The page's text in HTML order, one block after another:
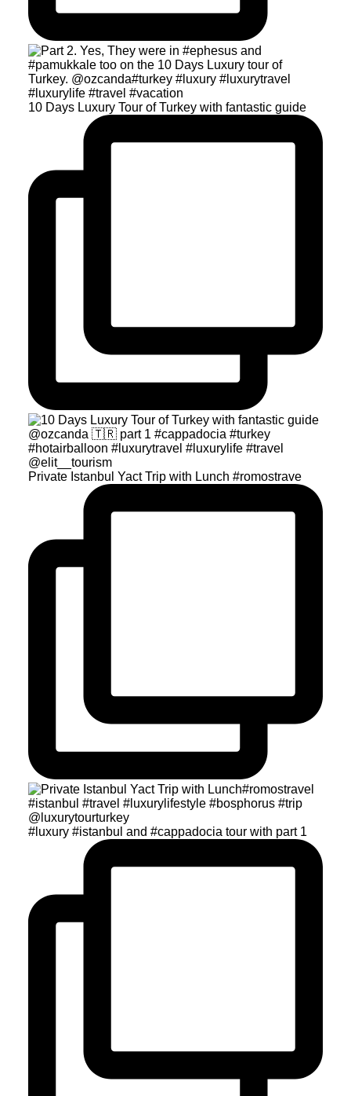
10 Days Luxury Tour of Turkey with fantastic guide
Private Istanbul Yact Trip with Lunch #romostrave
#luxury #istanbul and #cappadocia tour with part 1